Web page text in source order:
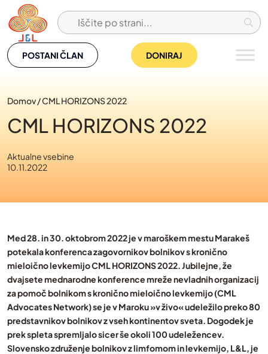
Skip
to
content
POSTANI ČLAN DONIRAJ
Domov/CML HORIZONS 2022
CML HORIZONS 2022
Aktualne vsebine
10.11.2022
Med 28. in 30. oktobrom 2022 je v maroškem mestu Marakeš
potekala konferenca zagovornikov bolnikov s kronično
mieloično levkemijo CML HORIZONS 2022. Jubilejne, že
dvajsete mednarodne konference mreže nevladnih organizacij
za pomoč bolnikom s kronično mieloično levkemijo (CML
Advocates Network) se je v Maroku »v živo« udeležilo preko 80
predstavnikov bolnikov z vseh kontinentov sveta. Dogodek je
prek spleta spremljalo sicer še okoli 100 udeležencev.
Slovensko združenje bolnikov z limfomom in levkemijo, L&L, je